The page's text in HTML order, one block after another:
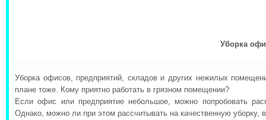
Уборка
Уборка офисов, предприятий, складов и других нежилых
плане тоже. Кому приятно работать в грязном помещении?
Если офис или предприятие небольшое, можно попробовать
Однако, можно ли при этом рассчитывать на качественную